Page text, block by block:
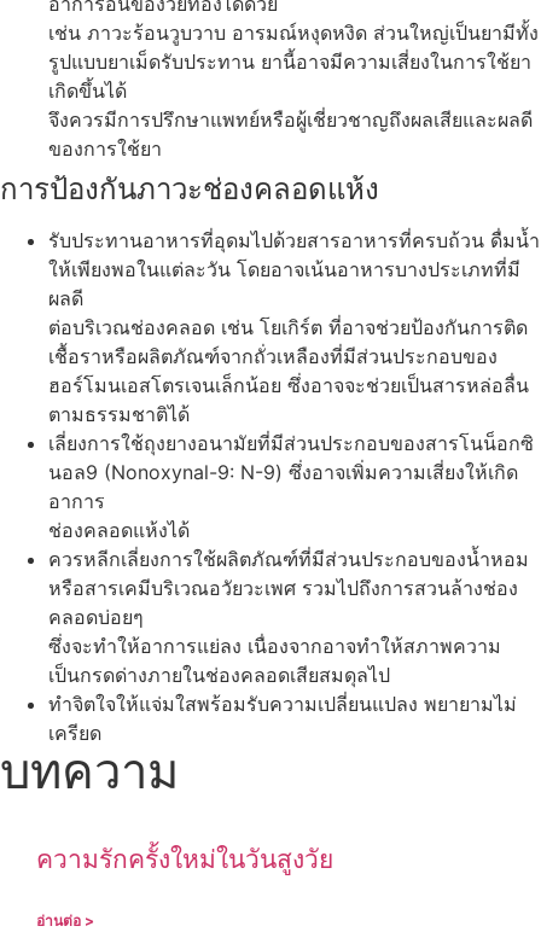
เช่น ภาวะร้อนวูบวาบ อารมณ์หงุดหงิด ส่วนใหญ่เป็นยามีทั้ง
รูปแบบยาเม็ดรับประทาน ยานี้อาจมีความเสี่ยงในการใช้ยา
เกิดขึ้นได้
จึงควรมีการปรึกษาแพทย์หรือผู้เชี่ยวชาญถึงผลเสียและผลดี
ของการใช้ยา
การป้องกันภาวะช่องคลอดแห้ง
รับประทานอาหารที่อุดมไปด้วยสารอาหารที่ครบถ้วน ดื่มน้ำ
ให้เพียงพอในแต่ละวัน โดยอาจเน้นอาหารบางประเภทที่มี
ผลดี
ต่อบริเวณช่องคลอด เช่น โยเกิร์ต ที่อาจช่วยป้องกันการติด
เชื้อราหรือผลิตภัณฑ์จากถั่วเหลืองที่มีส่วนประกอบของ
ฮอร์โมนเอสโตรเจนเล็กน้อย ซึ่งอาจจะช่วยเป็นสารหล่อลื่น
ตามธรรมชาติได้
เลี่ยงการใช้ถุงยางอนามัยที่มีส่วนประกอบของสารโนน็อกซิ
นอล9 (Nonoxynal-9: N-9) ซึ่งอาจเพิ่มความเสี่ยงให้เกิด
อาการ
ช่องคลอดแห้งได้
ควรหลีกเลี่ยงการใช้ผลิตภัณฑ์ที่มีส่วนประกอบของน้ำหอม
หรือสารเคมีบริเวณอวัยวะเพศ รวมไปถึงการสวนล้างช่อง
คลอดบ่อยๆ
ซึ่งจะทำให้อาการแย่ลง เนื่องจากอาจทำให้สภาพความ
เป็นกรดด่างภายในช่องคลอดเสียสมดุลไป
ทำจิตใจให้แจ่มใสพร้อมรับความเปลี่ยนแปลง พยายามไม่
เครียด
บทความ
ความรักครั้งใหม่ในวันสูงวัย
อ่านต่อ >